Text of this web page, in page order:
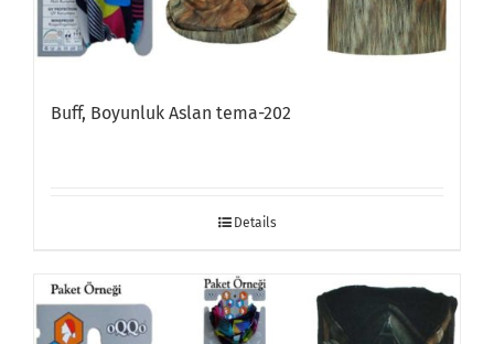
Buff, Boyunluk Aslan tema-202
Details